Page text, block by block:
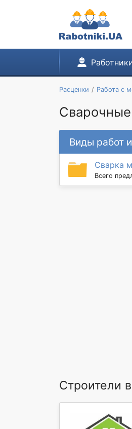
Расценки Работа с
Виды работ
Сварка
Всего
Строители